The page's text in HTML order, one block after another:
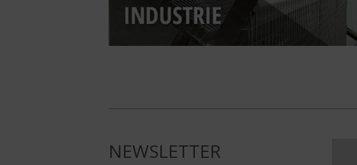
NEWSLETTER